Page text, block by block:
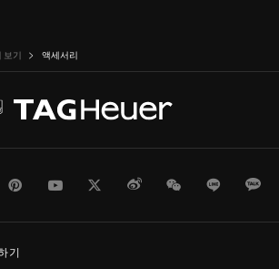
보기 액세서리
PinterestYoutubeTwitterWeiboWeChatLine
기